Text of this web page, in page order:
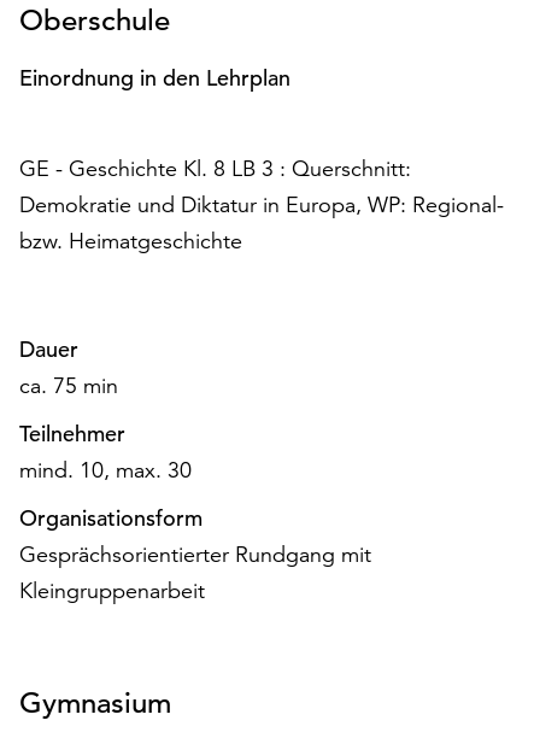
Ihnen
Ende
die
Schaltfläche
„Cookie-
Einstellungen“
Cookies
werden
ohne
Ihr
weiterhin
ausgeführt.
Möchten
Cookies
Oberschule
Einordnung in den Lehrplan
GE - Geschichte Kl. 8 LB 3 : Querschnitt:
Demokratie und Diktatur in Europa, WP: Regional-
bzw. Heimatgeschichte
Dauer
ca. 75 min
Teilnehmer
mind. 10, max. 30
Organisationsform
Gesprächsorientierter Rundgang mit
Kleingruppenarbeit
Gymnasium